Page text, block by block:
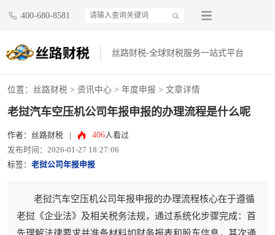
400-680-8581
丝路财税-全球财税服务一站式平台
位置： 丝路财税 > 资讯中心 > 年度申报 > 文章详情
老挝汽车空压机公司年报申报的办理流程是什么呢
作者：丝路财税 406人看过
发布时间：2026-01-27 18:27:06
标签： 老挝公司年报申报
老挝汽车空压机公司年报申报的办理流程核心在于遵循
老挝《企业法》及相关税务法规，通过系统化步骤完成：首